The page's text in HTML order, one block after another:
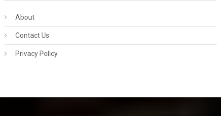
About
Contact Us
Privacy Policy